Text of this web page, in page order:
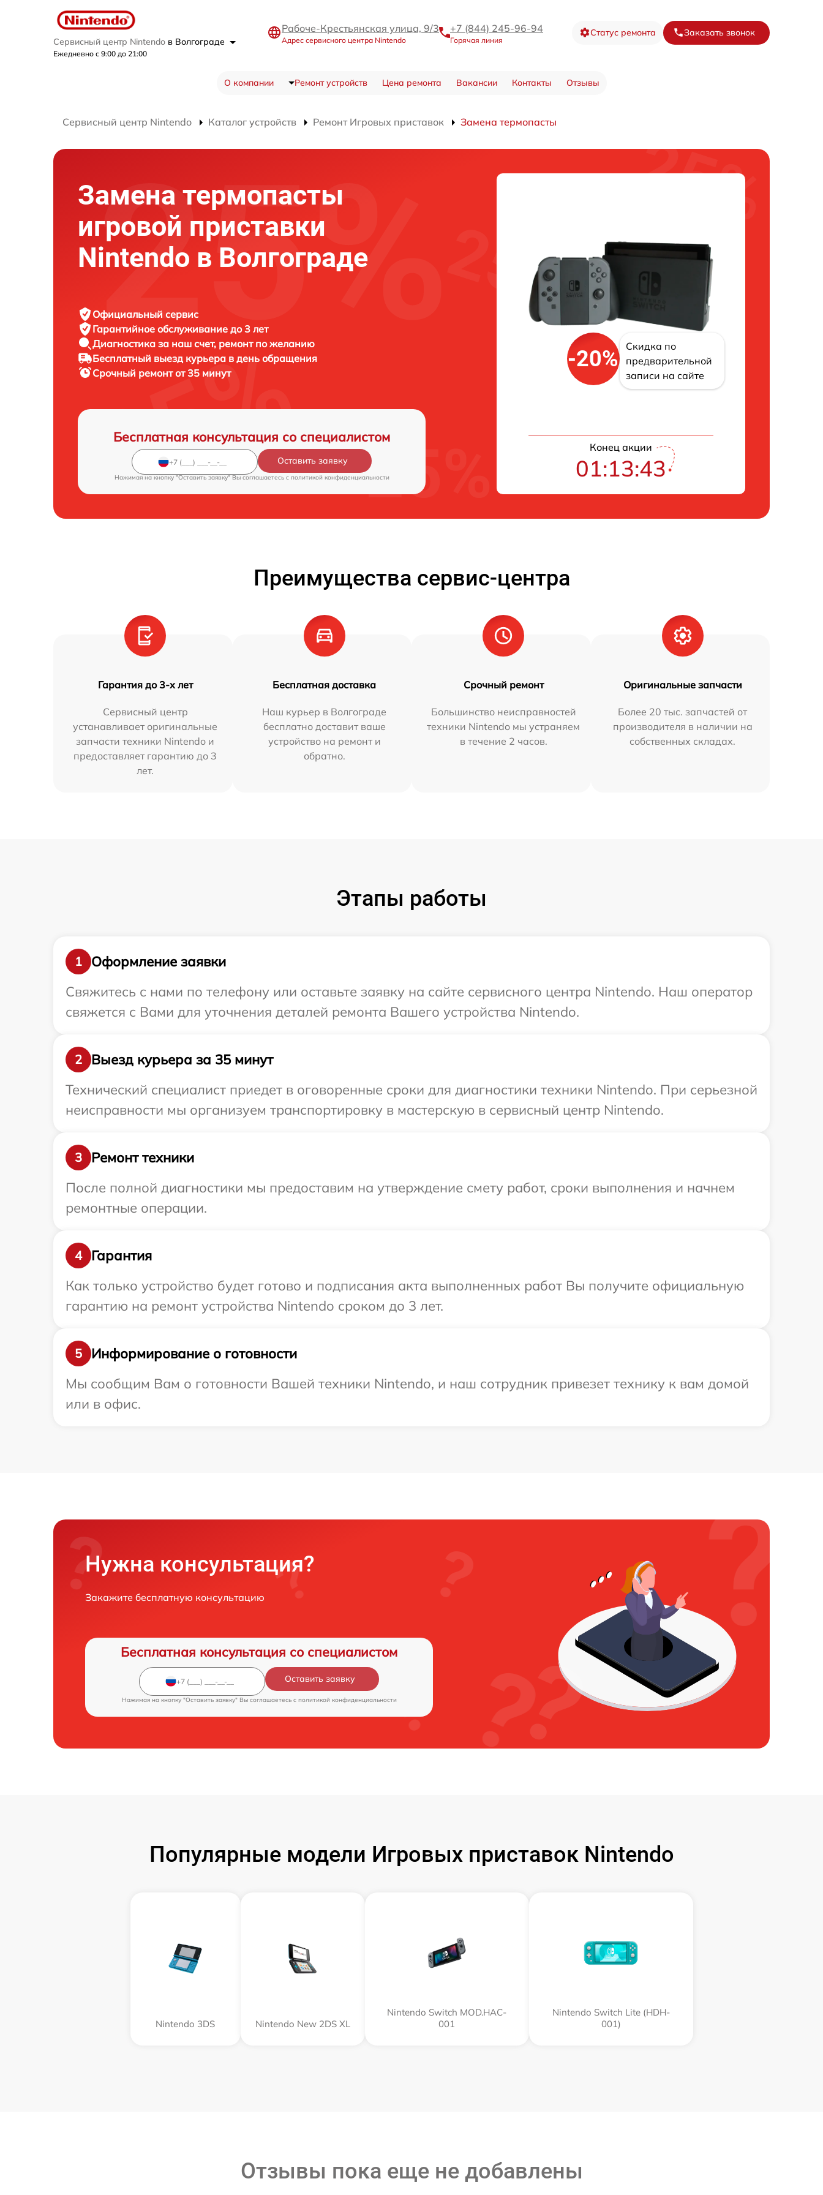
Сервисный центр Nintendo в Волгограде
Ежедневно с 9:00 до 21:00
Рабоче-Крестьянская улица, 9/3
Адрес сервисного центра Nintendo
+7 (844) 245-96-94
Горячая линия
Статус ремонта Заказать звонок
О компании Ремонт устройств Цена ремонта Вакансии Контакты Отзывы
Сервисный центр Nintendo Каталог устройств Ремонт Игровых приставок Замена термопасты
Замена термопасты
игровой приставки
Nintendo в Волгограде
Официальный сервис
Гарантийное обслуживание до 3 лет
Диагностика за наш счет, ремонт по желанию
Бесплатный выезд курьера в день обращения
Срочный ремонтот 35 минут
Бесплатная консультация со специалистом
Оставить заявку
Нажимая на кнопку "Оставить заявку" Вы соглашаетесь c политикой конфиденциальности
-20%
Скидка по
предварительной
записи на сайте
Конец акции
01:13:42
Преимущества сервис-центра
Гарантия до 3-х лет
Сервисный центр
устанавливает оригинальные
запчасти техники Nintendo и
предоставляет гарантию до 3
лет.
Бесплатная доставка
Наш курьер в Волгограде
бесплатно доставит ваше
устройство на ремонт и
обратно.
Срочный ремонт
Большинство неисправностей
техники Nintendo мы устраняем
в течение 2 часов.
Оригинальные запчасти
Более 20 тыс. запчастей от
производителя в наличии на
собственных складах.
Этапы работы
1
Оформление заявки
Свяжитесь с нами по телефону или оставьте заявку на сайте сервисного центра Nintendo. Наш оператор
свяжется с Вами для уточнения деталей ремонта Вашего устройства Nintendo.
2
Выезд курьера за 35 минут
Технический специалист приедет в оговоренные сроки для диагностики техники Nintendo. При серьезной
неисправности мы организуем транспортировку в мастерскую в сервисный центр Nintendo.
3
Ремонт техники
После полной диагностики мы предоставим на утверждение смету работ, сроки выполнения и начнем
ремонтные операции.
4
Гарантия
Как только устройство будет готово и подписания акта выполненных работ Вы получите официальную
гарантию на ремонт устройства Nintendo сроком до 3 лет.
5
Информирование о готовности
Мы сообщим Вам о готовности Вашей техники Nintendo, и наш сотрудник привезет технику к вам домой
или в офис.
Нужна консультация?
Закажите бесплатную консультацию
Бесплатная консультация со специалистом
Оставить заявку
Нажимая на кнопку "Оставить заявку" Вы соглашаетесь c политикой конфиденциальности
Популярные модели Игровых приставок Nintendo
Nintendo 3DS Nintendo New 2DS XL
Nintendo Switch MOD.HAC-
001
Nintendo Switch Lite (HDH-
001)
Отзывы пока еще не добавлены